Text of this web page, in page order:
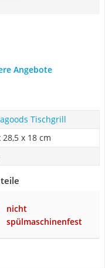
Angebote
Tischgrill
28,5 x 18 cm
nicht
spülmaschinenfest